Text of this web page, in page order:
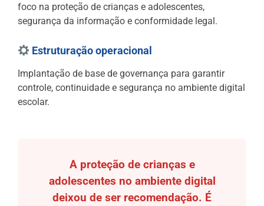
foco na proteção de crianças e adolescentes,
segurança da informação e conformidade legal.
Estruturação operacional
Implantação de base de governança para garantir
controle, continuidade e segurança no ambiente digital
escolar.
A proteção de crianças e
adolescentes no ambiente digital
deixou de ser recomendação. É